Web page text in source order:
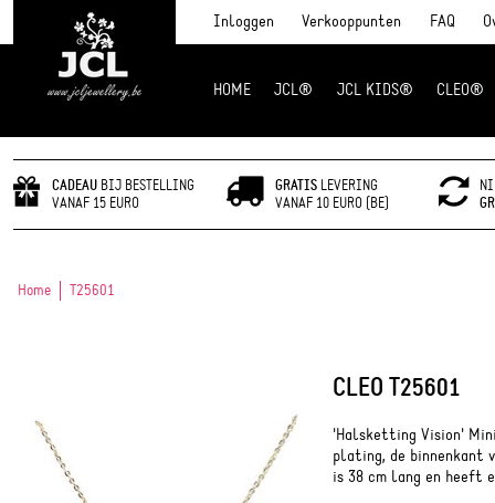
Inloggen Verkooppunten FAQ
HOME JCL® JCL KIDS® CLEO®
CADEAU BIJ BESTELLING
VANAF 15 EURO
GRATISLEVERING
VANAF 10 EURO (BE)
Home T25601
CLEO T25601
'Halsketting Vision'
plating, de binnenkant
is 38 cm lang en heeft